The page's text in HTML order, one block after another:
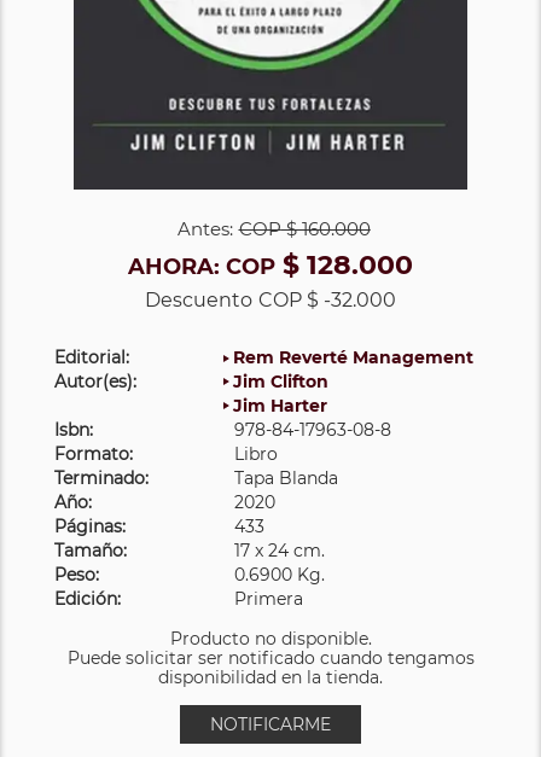
Antes: COP$ 160.000
AHORA: COP $ 128.000
Descuento COP $ -32.000
Editorial:
Rem Reverté Management
Autor(es):
Jim Clifton
Jim Harter
Isbn:
978-84-17963-08-8
Formato:
Libro
Terminado:
Tapa Blanda
Año:
2020
Páginas:
433
Tamaño:
17 x 24 cm.
Peso:
0.6900 Kg.
Edición:
Primera
Producto no disponible.
Puede solicitar ser notificado cuando tengamos
disponibilidad en la tienda.
NOTIFICARME